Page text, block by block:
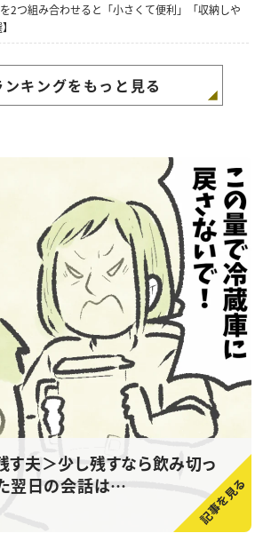
2つ組み合わせると「小さくて便利」「収納しや
ンキングをもっと見る
す夫＞少し残すなら飲み切っ
翌日の会話は…